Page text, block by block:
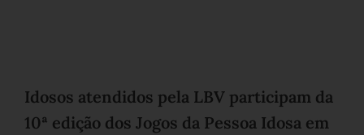
Idosos atendidos pela LBV participam da
10ª edição dos Jogos da Pessoa Idosa em